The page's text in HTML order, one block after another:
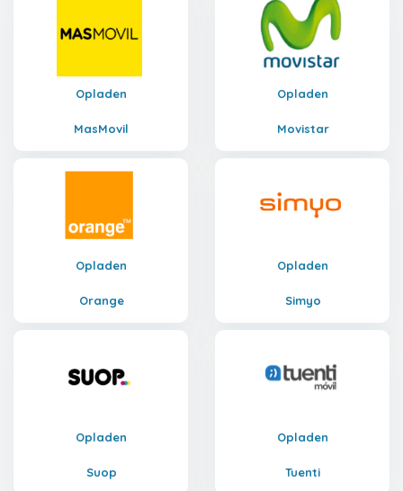
Opladen
MasMovil
Opladen
Movistar
Opladen
Orange
Opladen
Simyo
Opladen
Suop
Opladen
Tuenti